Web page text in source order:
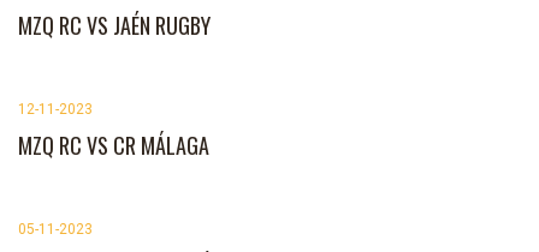
MZQ RC VS JAÉN RUGBY
12-11-2023
MZQ RC VS CR MÁLAGA
05-11-2023